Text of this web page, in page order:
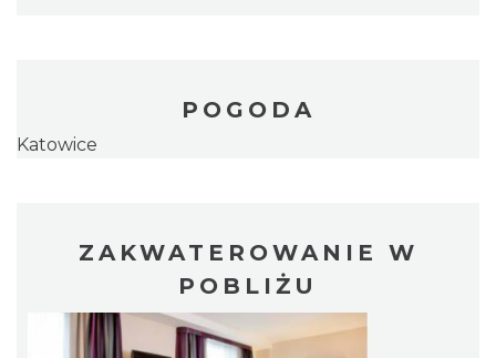
POGODA
Katowice
ZAKWATEROWANIE W
POBLIŻU